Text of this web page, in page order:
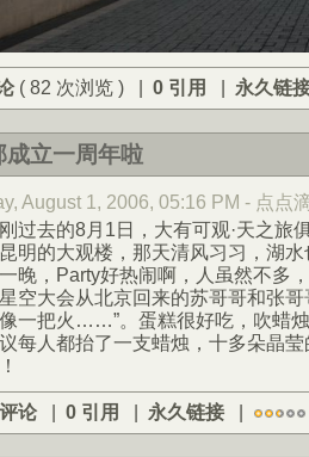
( 82 次浏览 ) | 0 引用 | 永久链
成立一周年啦
August 1, 2006, 05:16 PM - 点点
去的8月1日，大有可观·天之旅
明的大观楼，那天清风习习，湖
晚，Party好热闹啊，人虽然不多
空大会从北京回来的苏哥哥和张
一把火……”。蛋糕很好吃，吹蜡
每人都抬了一支蜡烛，十多朵晶
论 | 0 引用 | 永久链接 |